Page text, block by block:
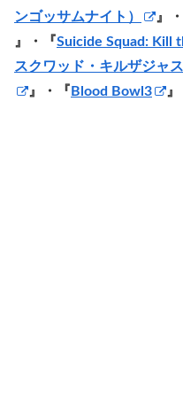
ンゴッサムナイト）
』
』・『Suicide Squad: Kill
スクワッド・キルザジャス
』・『Blood Bowl3